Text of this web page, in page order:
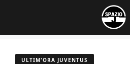
contenuto
ULTIM'ORA JUVENTUS